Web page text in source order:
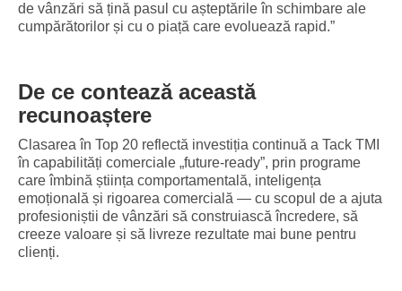
de vânzări să țină pasul cu așteptările în schimbare ale
cumpărătorilor și cu o piață care evoluează rapid.”
De ce contează această
recunoaștere
Clasarea în Top 20 reflectă investiția continuă a Tack TMI
în capabilități comerciale „future-ready”, prin programe
care îmbină știința comportamentală, inteligența
emoțională și rigoarea comercială — cu scopul de a ajuta
profesioniștii de vânzări să construiască încredere, să
creeze valoare și să livreze rezultate mai bune pentru
clienți.